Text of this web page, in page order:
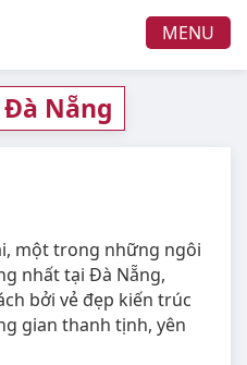
MENU
Nẵng
một trong những ngôi
nhất tại Đà Nẵng,
bởi vẻ đẹp kiến trúc
gian thanh tịnh, yên